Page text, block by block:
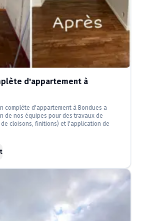
d'appartement à
complète d'appartement à Bondues a
de nos équipes pour des travaux de
cloisons, finitions) et l'application de